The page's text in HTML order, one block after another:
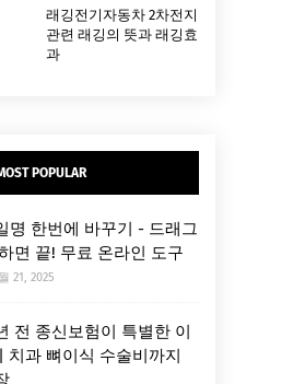
래깅전기자동차 2차전지
관련 래깅의 뜻과 래깅효
과
POPULAR
명 한번에 바꾸기 - 드래그
면 끝! 무료 온라인 도구
21, 2025
전 종신보험이 특별한 이
치과 뼈이식 수술비까지